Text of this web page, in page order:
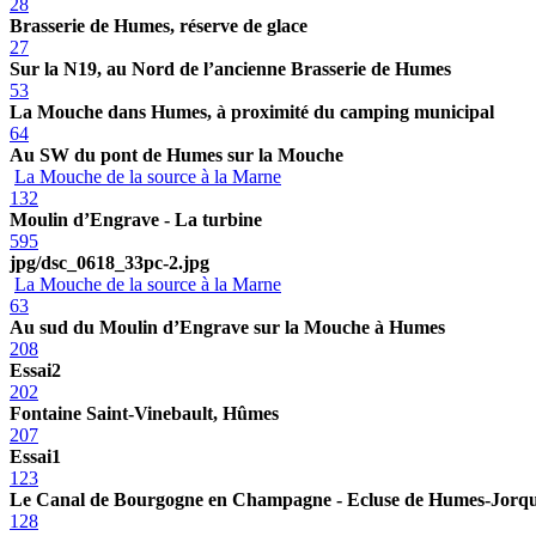
Brasserie de Humes, réserve de glace
27
Sur la N19, au Nord de l’ancienne Brasserie de Humes
53
La Mouche dans Humes, à proximité du camping municipal
64
Au SW du pont de Humes sur la Mouche
La Mouche de la source à la Marne
132
Moulin d’Engrave - La turbine
595
jpg/dsc_0618_33pc-2.jpg
La Mouche de la source à la Marne
63
Au sud du Moulin d’Engrave sur la Mouche à Humes
208
Essai2
202
Fontaine Saint-Vinebault, Hûmes
207
Essai1
123
Le Canal de Bourgogne en Champagne - Ecluse de Humes-
128